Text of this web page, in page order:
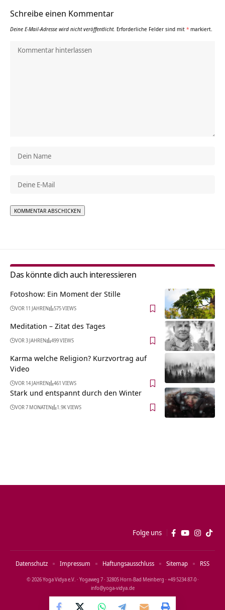
Schreibe einen Kommentar
Deine E-Mail-Adresse wird nicht veröffentlicht. Erforderliche Felder sind mit * markiert.
Das könnte dich auch interessieren
Fotoshow: Ein Moment der Stille
VOR 11 JAHREN 575 VIEWS
Meditation – Zitat des Tages
VOR 3 JAHREN 499 VIEWS
Karma welche Religion? Kurzvortrag auf
Video
VOR 14 JAHREN 461 VIEWS
Stark und entspannt durch den Winter
VOR 7 MONATEN 1.9K VIEWS
Folge uns
© 2026 Yoga Vidya e.V. · Yogaweg 7 · 32805 Horn‑Bad Meinberg · +49 5234 87‑0 ·
info@yoga‑vidya.de
Datenschutz Impressum Haftungsausschluss Sitemap RSS